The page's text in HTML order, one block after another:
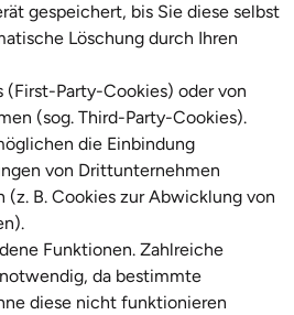
gespeichert, bis Sie diese selbst
Löschung durch Ihren
(First-Party-Cookies) oder von
(sog. Third-Party-Cookies).
die Einbindung
von Drittunternehmen
(z. B. Cookies zur Abwicklung von
Funktionen. Zahlreiche
da bestimmte
diese nicht funktionieren